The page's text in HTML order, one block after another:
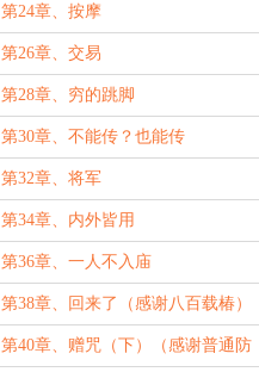
第24章、按摩
第26章、交易
第28章、穷的跳脚
第30章、不能传？也能传
第32章、将军
第34章、内外皆用
第36章、一人不入庙
第38章、回来了（感谢八百载椿）
第40章、赠咒（下）（感谢普通防